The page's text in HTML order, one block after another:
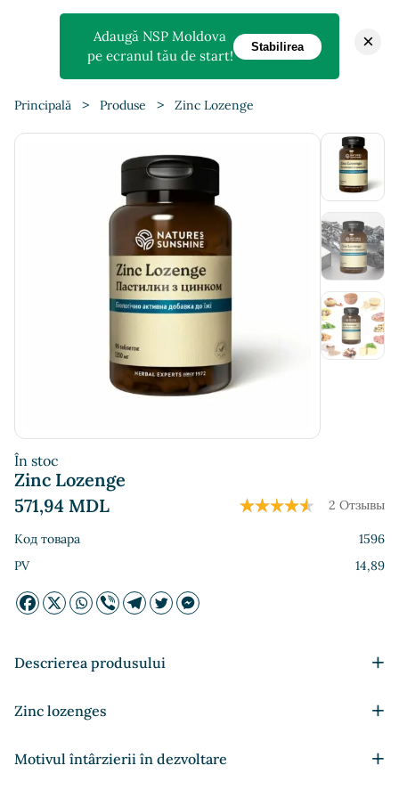
Principală > Produse > Zinc Lozenge
În stoc
Zinc Lozenge
571,94 MDL 2 Отзывы
Код товара
1596
PV
14,89
Descrierea produsului +
Eficace în timpul prevenirii bolilor infecțioase
și inferioară)
Zinc lozenges +
Istoria arată că, încă de acum cinci milenii, vechii egipteni
foloseau unguentul de zinc ca mijloc de vindecare a rănilor,
Motivul întârzierii în dezvoltare +
Adaugă NSP Moldova
pe ecranul tău de start!
Stabilirea ×